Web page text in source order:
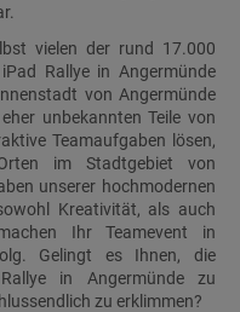
vielen der rund 17.000
Rallye in Angermünde
von Angermünde
unbekannten Teile von
Teamaufgaben lösen,
im Stadtgebiet von
unserer hochmodernen
Kreativität, als auch
Ihr Teamevent in
Gelingt es Ihnen, die
in Angermünde zu
zu erklimmen?